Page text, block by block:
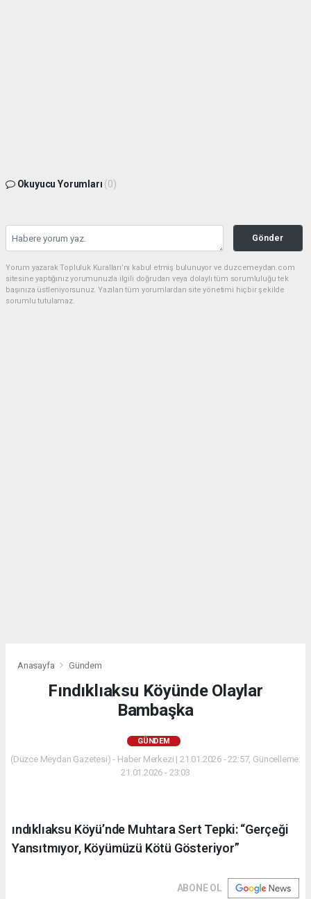
Okuyucu Yorumları (0)
Gönder
Yorum yazarak Topluluk Kuralları’nı kabul etmiş bulunuyor ve duzcemeydan.com
sitesine yaptığınız yorumunuzla ilgili doğrudan veya dolaylı tüm sorumluluğu tek
başınıza üstleniyorsunuz. Yazılan tüm yorumlardan site yönetimi hiçbir şekilde
sorumlu tutulamaz.
Anasayfa Gündem
Fındıklıaksu Köyünde Olaylar
Bambaşka
GÜNDEM
(Düzce Meydan Gazetesi) - Haber Merkezi | 21.01.2026 - 22:57, Güncelleme:
21.01.2026 - 23:03
ındıklıaksu Köyü’nde Muhtara Sert Tepki: “Gerçeği
Yansıtmıyor, Köyümüzü Kötü Gösteriyor”
ABONE OL